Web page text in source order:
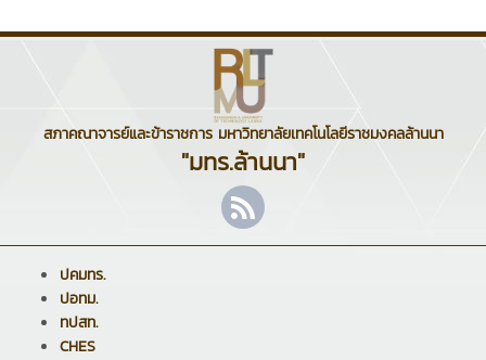
สภาคณาจารย์และข้าราชการ มหาวิทยาลัยเทคโนโลยีราชมงคลล้านนา
"มทร.ล้านนา"
ปคมทร.
ปอทม.
ทปสท.
CHES